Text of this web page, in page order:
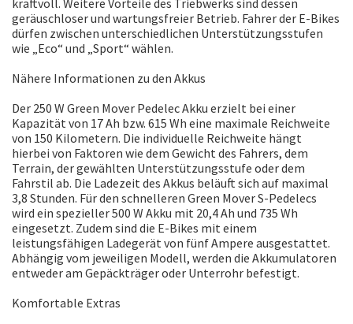
kraftvoll. Weitere Vorteile des Triebwerks sind dessen
geräuschloser und wartungsfreier Betrieb. Fahrer der E-Bikes
dürfen zwischen unterschiedlichen Unterstützungsstufen
wie „Eco“ und „Sport“ wählen.
Nähere Informationen zu den Akkus
Der 250 W Green Mover Pedelec Akku erzielt bei einer
Kapazität von 17 Ah bzw. 615 Wh eine maximale Reichweite
von 150 Kilometern. Die individuelle Reichweite hängt
hierbei von Faktoren wie dem Gewicht des Fahrers, dem
Terrain, der gewählten Unterstützungsstufe oder dem
Fahrstil ab. Die Ladezeit des Akkus beläuft sich auf maximal
3,8 Stunden. Für den schnelleren Green Mover S-Pedelecs
wird ein spezieller 500 W Akku mit 20,4 Ah und 735 Wh
eingesetzt. Zudem sind die E-Bikes mit einem
leistungsfähigen Ladegerät von fünf Ampere ausgestattet.
Abhängig vom jeweiligen Modell, werden die Akkumulatoren
entweder am Gepäckträger oder Unterrohr befestigt.
Komfortable Extras